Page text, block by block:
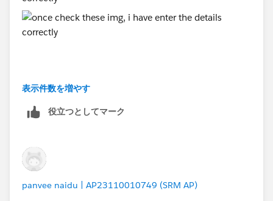
表示件数を増やす
役立つとしてマーク
panvee naidu | AP23110010749 (SRM AP)